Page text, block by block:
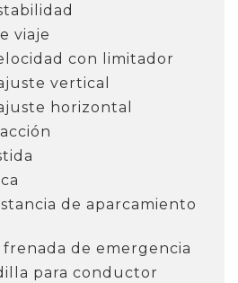
viaje
con limitador
vertical
horizontal
de aparcamiento
frenada de emergencia
para conductor